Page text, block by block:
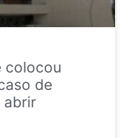
colocou
de
abrir